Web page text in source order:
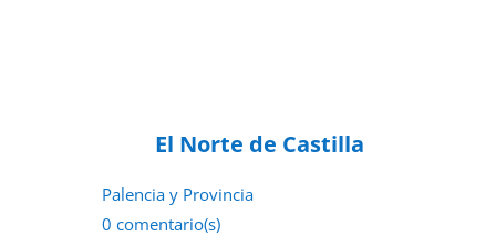
El Norte de Castilla
Palencia y Provincia
0 comentario(s)